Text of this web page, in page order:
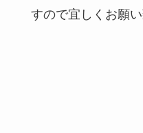
すので宜しくお願